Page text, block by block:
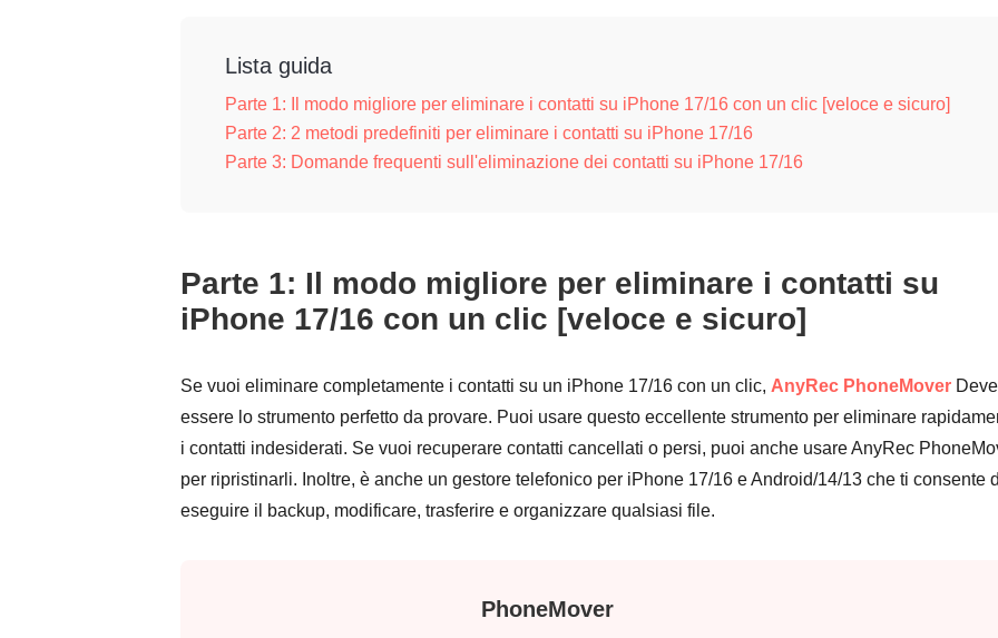
Lista guida
Parte 1: Il modo migliore per eliminare i contatti su iPhone 17/16 con un clic [veloce e sicuro]
Parte 2: 2 metodi predefiniti per eliminare i contatti su iPhone 17/16
Parte 3: Domande frequenti sull'eliminazione dei contatti su iPhone 17/16
Parte 1: Il modo migliore per eliminare i contatti su
iPhone 17/16 con un clic [veloce e sicuro]
Se vuoi eliminare completamente i contatti su un iPhone 17/16 con un clic, AnyRec PhoneMover Deve
essere lo strumento perfetto da provare. Puoi usare questo eccellente strumento per eliminare
i contatti indesiderati. Se vuoi recuperare contatti cancellati o persi, puoi anche usare AnyRec
per ripristinarli. Inoltre, è anche un gestore telefonico per iPhone 17/16 e Android/14/13 che ti consente
eseguire il backup, modificare, trasferire e organizzare qualsiasi file.
PhoneMover